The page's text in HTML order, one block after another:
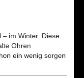
– im Winter. Diese
Ohren
ein wenig sorgen